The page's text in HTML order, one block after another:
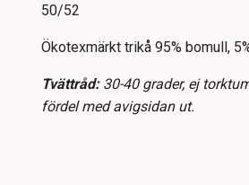
50/52
Ökotexmärkt trikå 95% bomull,
Tvättråd:30-40 grader, ej
fördel med avigsidan ut.